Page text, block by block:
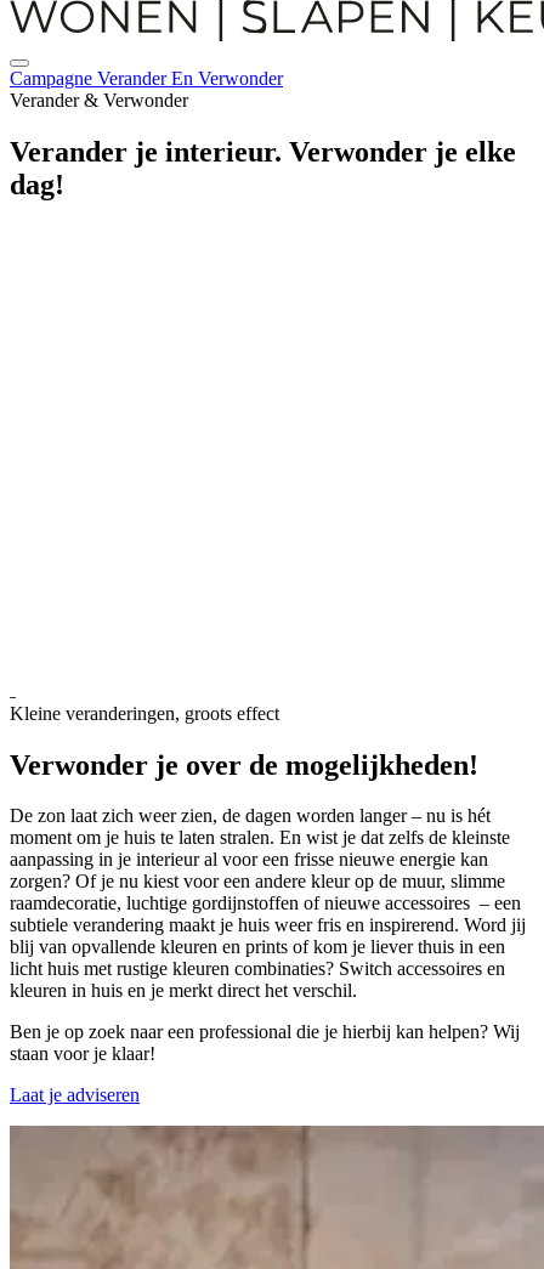
Campagne Verander En Verwonder
Verander & Verwonder
Verander je interieur. Verwonder je elke
dag!
Kleine veranderingen, groots effect
Verwonder je over de mogelijkheden!
De zon laat zich weer zien, de dagen worden langer – nu is hét
moment om je huis te laten stralen. En wist je dat zelfs de kleinste
aanpassing in je interieur al voor een frisse nieuwe energie kan
zorgen? Of je nu kiest voor een andere kleur op de muur, slimme
raamdecoratie, luchtige gordijnstoffen of nieuwe accessoires – een
subtiele verandering maakt je huis weer fris en inspirerend. Word jij
blij van opvallende kleuren en prints of kom je liever thuis in een
licht huis met rustige kleuren combinaties? Switch accessoires en
kleuren in huis en je merkt direct het verschil.
Ben je op zoek naar een professional die je hierbij kan helpen? Wij
staan voor je klaar!
Laat je adviseren